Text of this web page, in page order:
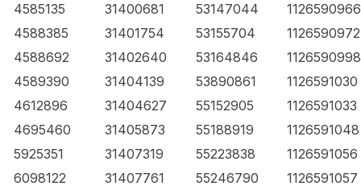
4585135
31400681 53147044
1126590966
4588385
31401754 53155704
1126590972
4588692
31402640 53164846
1126590998
4589390
31404139 53890861
1126591030
4612896
31404627 55152905
1126591033
4695460
31405873 55188919
1126591048
5925351
31407319 55223838
1126591056
6098122
31407761 55246790 1126591057